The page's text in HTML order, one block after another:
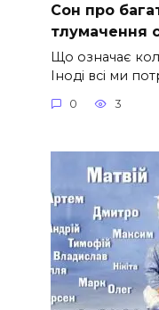
Сон про
тлумачення
Що означає
Іноді всі ми
0 3